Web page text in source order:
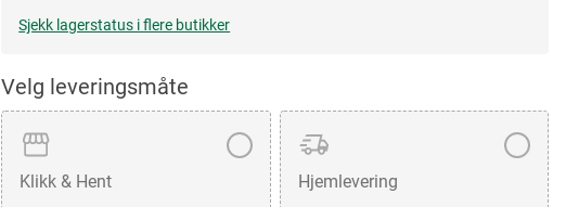
Sjekk lagerstatus i flere butikker
Velg leveringsmåte
Klikk & Hent Hjemlevering